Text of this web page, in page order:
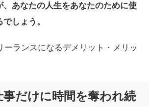
、あなたの人生をあなたのために使
しょう。
ーランスになるデメリット・メリッ
だけに時間を奪われ続